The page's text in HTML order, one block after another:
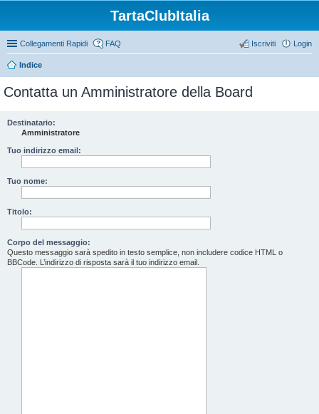
TartaClubItalia
Collegamenti Rapidi FAQ Login
Iscriviti
Indice
Contatta un Amministratore della Board
Destinatario:
Amministratore
Tuo indirizzo email:
Tuo nome:
Titolo:
Corpo del messaggio:
Questo messaggio sarà spedito in testo semplice, non includere codice HTML o
BBCode. L’indirizzo di risposta sarà il tuo indirizzo email.